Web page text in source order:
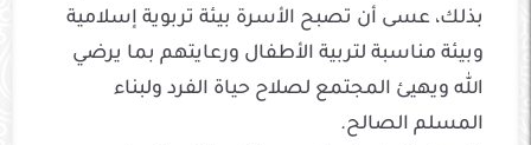
بذلك، عسى أن تصبح الأسرة بيئة تربوية إسلامية
وبيئة مناسبة لتربية الأطفال ورعايتهم بما يرضي
الله ويهيئ المجتمع لصلاح حياة الفرد ولبناء
المسلم الصالح.